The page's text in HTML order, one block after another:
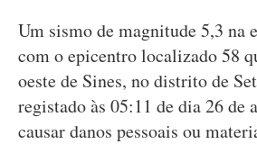
Um sismo de magnitude 5,3 na
com o epicentro localizado 58
oeste de Sines, no distrito de
registado às 05:11 de dia 26 de
causar danos pessoais ou